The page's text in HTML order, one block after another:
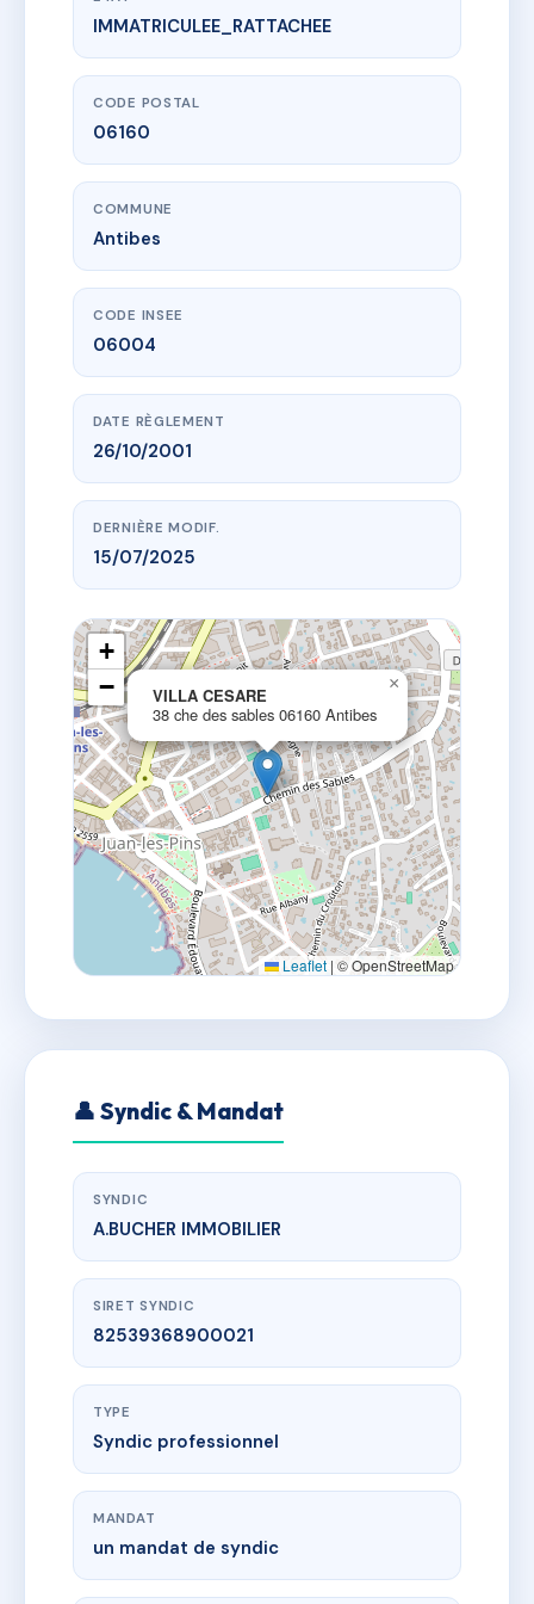
www.vme.plus/AA2776995
VILLA CESARE
38 che des sables
IMMATRICULEE_RATTACHEE
CODE POSTAL
06160
COMMUNE
Antibes
CODE INSEE
06004
DATE RÈGLEMENT
26/10/2001
DERNIÈRE MODIF.
15/07/2025
VILLA CESARE
38 che des sables 06160 Antibes
×
+
−
Leaflet | © OpenStreetMap
👤 Syndic & Mandat
SYNDIC
A.BUCHER IMMOBILIER
SIRET SYNDIC
82539368900021
TYPE
Syndic professionnel
MANDAT
un mandat de syndic